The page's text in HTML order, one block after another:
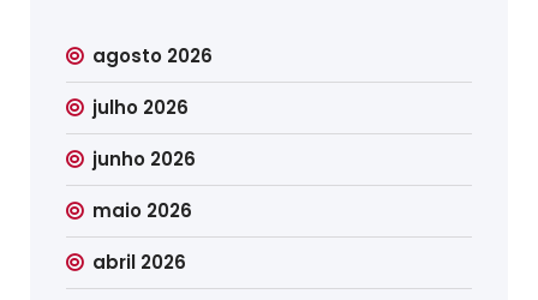
agosto 2026
julho 2026
junho 2026
maio 2026
abril 2026